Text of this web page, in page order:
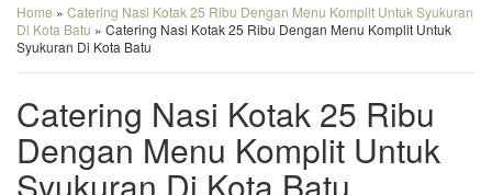
Home » Catering Nasi Kotak 25 Ribu Dengan Menu Komplit Untuk Syukuran
Di Kota Batu » Catering Nasi Kotak 25 Ribu Dengan Menu Komplit Untuk
Syukuran Di Kota Batu
Catering Nasi Kotak 25 Ribu
Dengan Menu Komplit Untuk
Syukuran Di Kota Batu